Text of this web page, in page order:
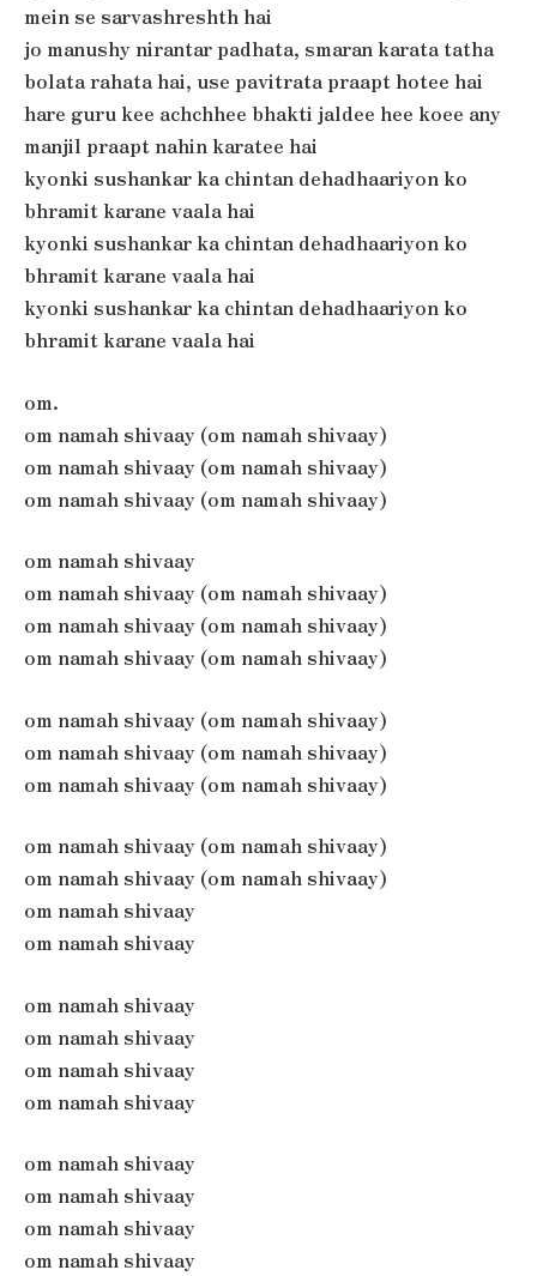
mein se sarvashreshth hai
jo manushy nirantar padhata, smaran karata tatha
bolata rahata hai, use pavitrata praapt hotee hai
hare guru kee achchhee bhakti jaldee hee koee any
manjil praapt nahin karatee hai
kyonki sushankar ka chintan dehadhaariyon ko
bhramit karane vaala hai
kyonki sushankar ka chintan dehadhaariyon ko
bhramit karane vaala hai
kyonki sushankar ka chintan dehadhaariyon ko
bhramit karane vaala hai
om.
om namah shivaay (om namah shivaay)
om namah shivaay (om namah shivaay)
om namah shivaay (om namah shivaay)
om namah shivaay
om namah shivaay (om namah shivaay)
om namah shivaay (om namah shivaay)
om namah shivaay (om namah shivaay)
om namah shivaay (om namah shivaay)
om namah shivaay (om namah shivaay)
om namah shivaay (om namah shivaay)
om namah shivaay (om namah shivaay)
om namah shivaay (om namah shivaay)
om namah shivaay
om namah shivaay
om namah shivaay
om namah shivaay
om namah shivaay
om namah shivaay
om namah shivaay
om namah shivaay
om namah shivaay
om namah shivaay